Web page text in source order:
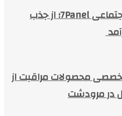
خدمات شبکه‌های اجتماعی 7Panel؛ از جذب
محصولات مراقبت از
در مرودشت